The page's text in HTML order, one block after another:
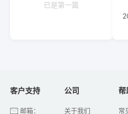
已是第一篇
客户支持
邮箱：
公司
关于我们
帮
常